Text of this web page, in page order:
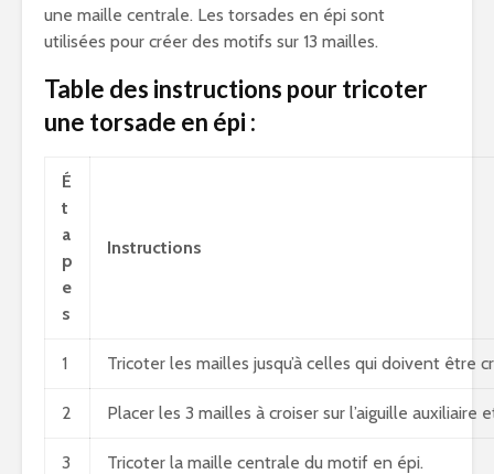
une maille centrale. Les torsades en épi sont
utilisées pour créer des motifs sur 13 mailles.
Table des instructions pour tricoter
une torsade en épi :
É
t
a
p
e
s
Instructions
1 Tricoter les mailles jusqu’à celles qui doivent être
2 Placer les 3 mailles à croiser sur l’aiguille auxiliaire
3 Tricoter la maille centrale du motif en épi.